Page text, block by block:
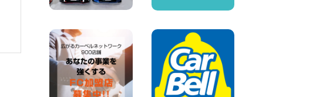
軽に 埼玉県 西武秩父駅前店
100円レンタカー 西武秩父駅前
2026年08月03日
加古川店のレンタル車リス
ト!!! 兵庫県 加古川店
100円レンタカー 加古川
2026年08月03日